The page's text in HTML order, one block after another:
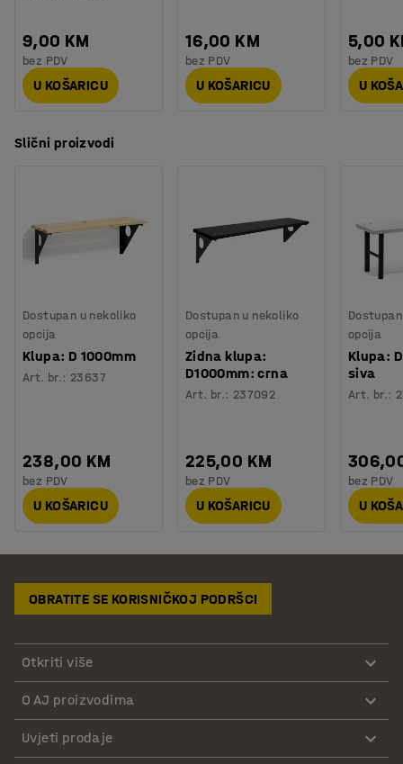
9,00 KM
bez PDV
U KOŠARICU
16,00 KM
bez PDV
U KOŠARICU
5,00
bez PDV
U
Slični proizvodi
Dostupan u nekoliko
opcija
Klupa: D 1000mm
Art. br.: 23637
238,00 KM
bez PDV
U KOŠARICU
Dostupan u nekoliko
opcija
Zidna klupa:
D1000mm: crna
Art. br.: 237092
225,00 KM
bez PDV
U KOŠARICU
opcija
Klupa:
siva
Art. br.:
bez PDV
U
OBRATITE SE KORISNIČKOJ PODRŠCI
Otkriti više
O AJ proizvodima
Uvjeti prodaje